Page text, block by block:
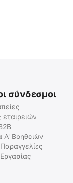
σύνδεσμοι
εταιρειών
Α' Βοηθειών